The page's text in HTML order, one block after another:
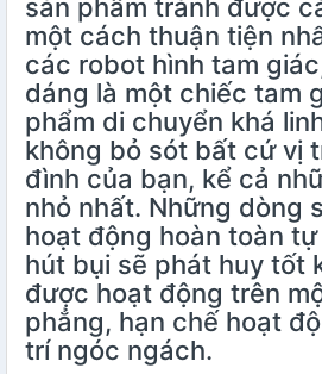
sản phẩm tránh được
một cách thuận tiện
các robot hình tam
dáng là một chiếc tam
phẩm di chuyển khá
không bỏ sót bất cứ vị
đình của bạn, kể cả
nhỏ nhất. Những dòng
hoạt động hoàn toàn
hút bụi sẽ phát huy tốt
được hoạt động trên
phẳng, hạn chế hoạt
trí ngóc ngách.